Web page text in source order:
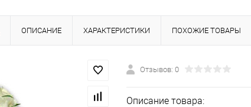
ОПИСАНИЕ ХАРАКТЕРИСТИКИ ПОХОЖИЕ ТОВАРЫ
Отзывов: 0
Описание товара: